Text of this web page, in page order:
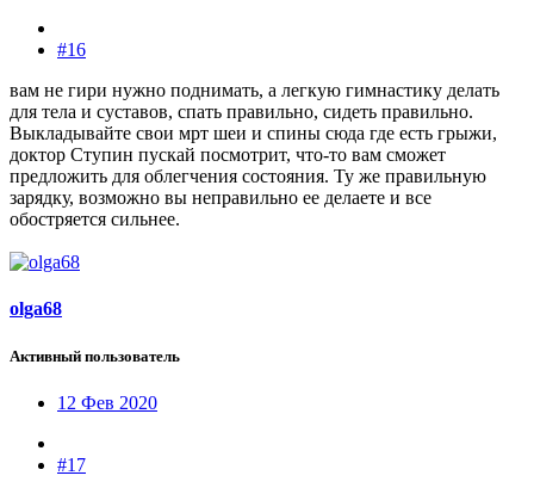
#16
вам не гири нужно поднимать, а легкую гимнастику делать
для тела и суставов, спать правильно, сидеть правильно.
Выкладывайте свои мрт шеи и спины сюда где есть грыжи,
доктор Ступин пускай посмотрит, что-то вам сможет
предложить для облегчения состояния. Ту же правильную
зарядку, возможно вы неправильно ее делаете и все
обостряется сильнее.
olga68
Активный пользователь
12 Фев 2020
#17